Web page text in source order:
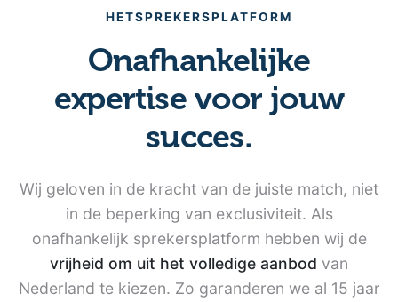
HETSPREKERSPLATFORM
Onafhankelijke
expertisevoor jouw
succes.
Wij geloven in de kracht van de juiste match, niet
in de beperking van exclusiviteit. Als
onafhankelijk sprekersplatform hebben wij de
vrijheid om uit het volledige aanbod van
Nederland te kiezen. Zo garanderen we al 15 jaar